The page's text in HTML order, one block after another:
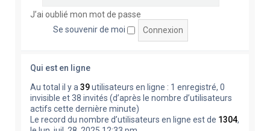
J’ai oublié mon mot de passe
Se souvenir de moi
Qui est en ligne
Au total il y a 39utilisateurs en ligne : 1 enregistré, 0
invisible et 38 invités (d’après le nombre d’utilisateurs
actifs cette dernière minute)
Le record du nombre d’utilisateurs en ligne est de 1304,